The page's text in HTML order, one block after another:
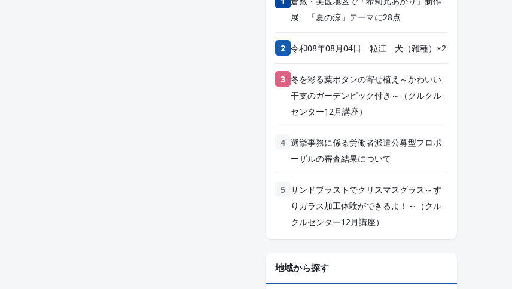
展 「夏の涼」テーマに28点
令和08年08月04日 粒江 犬（雑種）×2
冬を彩る葉ボタンの寄せ植え～かわいい
干支のガーデンピック付き～（クルクル
センター12月講座）
選挙事務に係る労働者派遣公募型プロポ
ーザルの審査結果について
サンドブラストでクリスマスグラス～す
りガラス加工体験ができるよ！～（クル
クルセンター12月講座）
地域から探す